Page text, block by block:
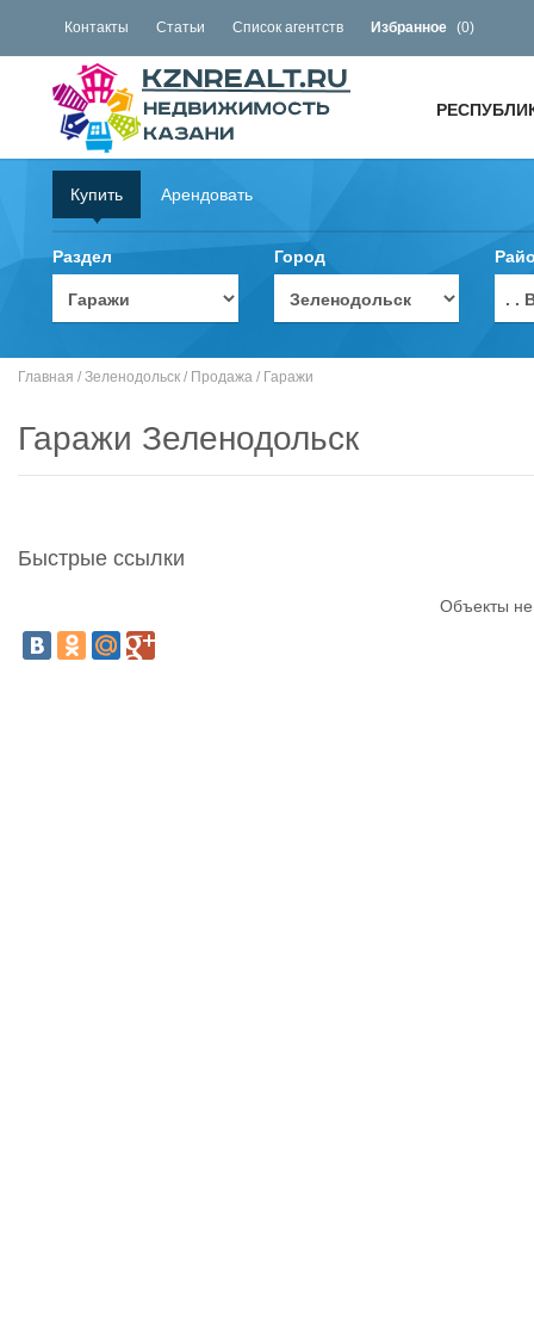
Контакты Статьи Список агентств Избранное (0)
Купить Арендовать
Раздел Город
. .
Главная / Зеленодольск / Продажа / Гаражи
Гаражи Зеленодольск
Быстрые ссылки
Объекты